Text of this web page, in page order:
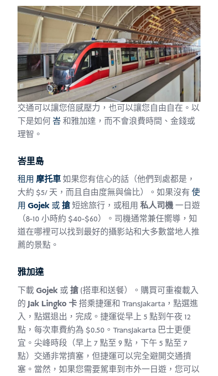
交通可以讓您倍感壓力，也可以讓您自由自在。以
下是如何峇和雅加達，而不會浪費時間、金錢或
理智。
峇里島
租用 摩托車如果您有信心的話（他們到處都是，
大約 $5/ 天，而且自由度無與倫比）。如果沒有 使
用 Gojek 或搶短途旅行，或租用 私人司機一日遊
（8-10 小時約 $40-$60）。司機通常兼任嚮導，知
道在哪裡可以找到最好的攝影站和大多數當地人推
薦的景點。
雅加達
下載Gojek 或搶 (搭車和送餐）。購買可重複載入
的Jak Lingko 卡搭乘捷運和 TransJakarta，點選進
入，點選退出，完成。捷運從早上 5 點到午夜 12
點，每次車費約為 $0.50。TransJakarta 巴士更便
宜。尖峰時段（早上 7 點至 9 點，下午 5 點至 7
點）交通非常擠塞，但捷運可以完全避開交通擠
塞。當然，如果您需要駕車到市外一日遊，您可以